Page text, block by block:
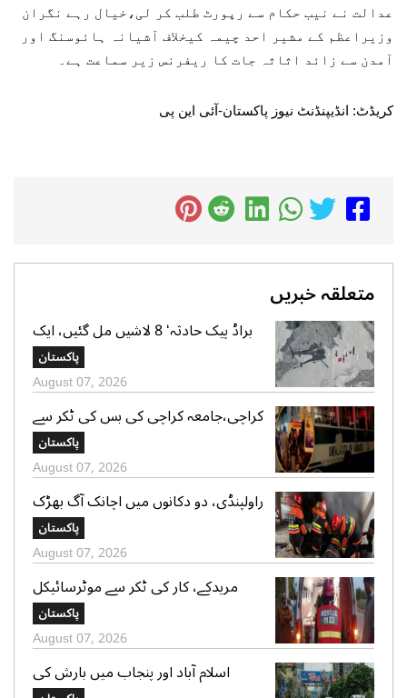
عدالت نے نیب حکام سے رپورٹ طلب کر لی،خیال رہے نگران
وزیراعظم کے مشیر احد چیمہ کیخلاف آشیانہ ہائوسنگ اور
آمدن سے زائد اثاثہ جات کا ریفرنس زیر سماعت ہے۔
کریڈٹ: انڈیپنڈنٹ نیوز پاکستان-آئی این پی
متعلقہ خبریں
براڈ پیک حادثہ‘ 8 لاشیں مل گئیں، ایک
تک رسائی مشکل، 2 کی تلاش جاری‘
صدر الپائن کلب
پاکستان
August 07, 2026
کراچی،جامعہ کراچی کی بس کی ٹکر سے
موٹر سائیکل سوار لڑکی جاں بحق،ڈرائیور
گرفتار
پاکستان
August 07, 2026
راولپنڈی، دو دکانوں میں اچانک آگ بھڑک
اٹھی، ریسکیو کی بروقت کارروائی، بڑا
نقصان ٹل گیا
پاکستان
August 07, 2026
مریدکے، کار کی ٹکر سے موٹرسائیکل
سوار 2 دوست جاں بحق، بچہ شدید
زخمی
پاکستان
August 07, 2026
اسلام آباد اور پنجاب میں بارش کی